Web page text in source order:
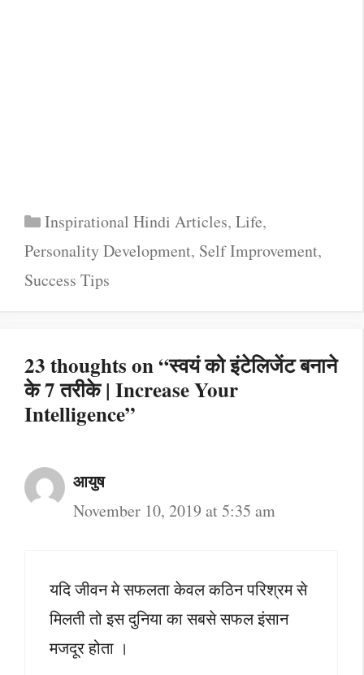
Categories
Inspirational Hindi Articles, Life,
Personality Development, Self Improvement,
Success Tips
23 thoughts on “स्वयं को इंटेलिजेंट बनाने
के 7 तरीके | Increase Your
Intelligence”
आयुष
November 10, 2019 at 5:35 am
यदि जीवन मे सफलता केवल कठिन परिश्रम से
मिलती तो इस दुनिया का सबसे सफल इंसान
मजदूर होता ।